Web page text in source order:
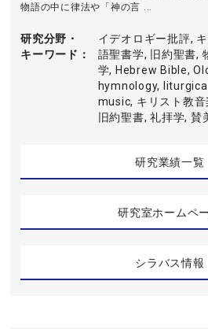
物語の中に律法や「神の言 ...
研究分野・
キーワード
イデオロギー批評,
語聖書学, 旧約聖書,
学, Hebrew Bible,
hymnology,
music, キリスト教
旧約聖書, 礼拝学, 賛
研究業績一覧
研究室ホームペ
シラバス情報